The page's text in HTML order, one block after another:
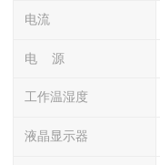
电流
电 源
工作温湿度
液晶显示器